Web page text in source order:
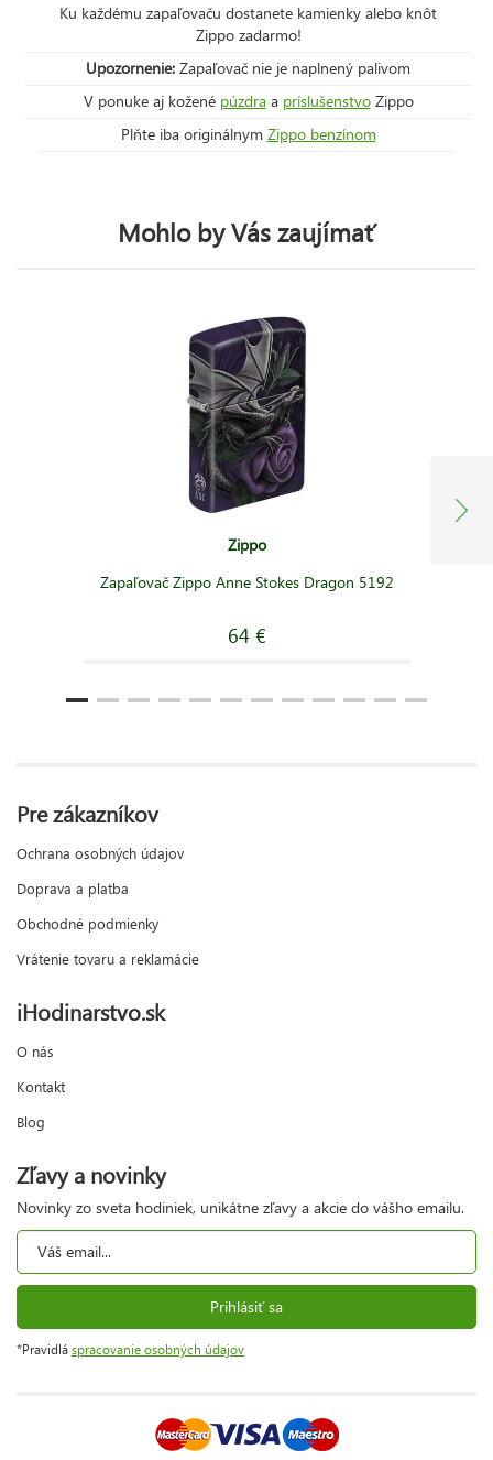
Ku každému zapaľovaču dostanete kamienky alebo knôt
Zippo zadarmo!
Upozornenie: Zapaľovač nie je naplnený palivom
V ponuke aj kožené púzdraa príslušenstvoZippo
Plňte iba originálnym Zippo benzínom
Mohlo by Vás zaujímať
Zippo
Zapaľovač Zippo Anne Stokes Dragon 5192
64 €
Pre zákazníkov
Ochrana osobných údajov
Doprava a platba
Obchodné podmienky
Vrátenie tovaru a reklamácie
iHodinarstvo.sk
O nás
Kontakt
Blog
Zľavy a novinky
Novinky zo sveta hodiniek, unikátne zľavy a akcie do vášho emailu.
Prihlásiť sa
*Pravidlá spracovanie osobných údajov